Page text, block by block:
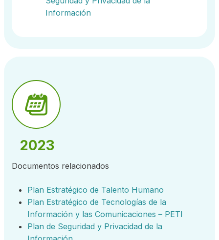
Información
2023
Documentos relacionados
Plan Estratégico de Talento Humano
Plan Estratégico de Tecnologías de la
Información y las Comunicaciones – PETI
Plan de Seguridad y Privacidad de la